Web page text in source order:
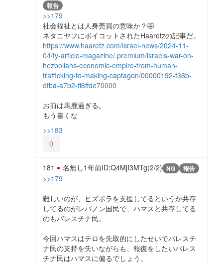
報告
>>179
社会福祉とは人身売買の意味か？🤣
ネタニヤフにボイコットされたHaaretzの記事だ。
https://www.haaretz.com/israel-news/2024-11-
04/ty-article-magazine/.premium/israels-war-on-
hezbollahs-economic-empire-from-human-
trafficking-to-making-captagon/00000192-f36b-
dfba-a7b2-ff6ffde70000
お前は馬鹿過ぎる。
もう書くな
>>183
0
181 名無し1年前ID:Q4MjI3MTg(2/2) NG 報告
>>179
難しいのが、ヒズボラを支援してるというか共存
してるのがレバノン国民で、ハマスと共存してる
のもパレスチナ民。
今回ハマスはテロを先取的にしたせいでパレスチ
ナ民の支持を失いながらも、報復をしたいパレス
チナ民はハマスに偏るでしょう。